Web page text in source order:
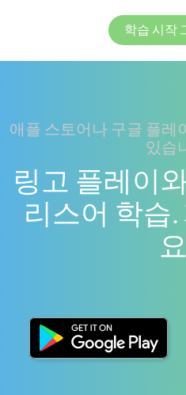
학습 시작
애플 스토어나 구글 플레
있습
링고 플레이
리스어 학습